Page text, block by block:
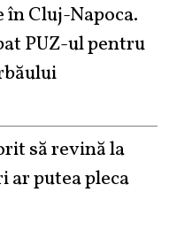
Cluj-Napoca.
PUZ-ul pentru
să revină la
ar putea pleca